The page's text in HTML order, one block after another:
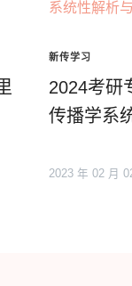
新传学习
2024考研
传播学系
2023 年 02 月